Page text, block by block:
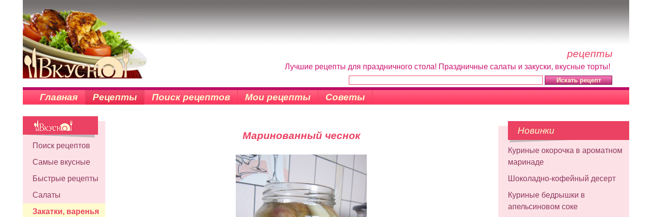
рецепты
Лучшие рецепты для праздничного стола! Праздничные салаты и закуски, вкусные торты!
Главная Рецепты Поиск рецептов Мои рецепты Советы
Поиск рецептов
Самые вкусные
Быстрые рецепты
Салаты
Закатки, варенья
Маринованный чеснок Новинки
Куриные окорочка в ароматном
маринаде
Шоколадно-кофейный десерт
Куриные бедрышки в
апельсиновом соке